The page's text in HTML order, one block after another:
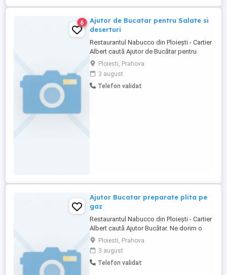
6
Ajutor de Bucatar pentru Salate si
deserturi
Restaurantul Nabucco din Ploiești - Cartier
Albert caută Ajutor de Bucătar pentru
Salate și deserturi. Ne dorim o persoană
cu experiență în bucătărie, rezistentă la
stres, onestă, muncitoare și cu spirit de
echipă. Cerințele principale ale postului: -
Ploiesti, Prahova
3 august
Telefon validat
Ajutor Bucatar preparate plita pe
gaz
Restaurantul Nabucco din Ploiești - Cartier
Albert caută Ajutor Bucătar. Ne dorim o
persoană cu experiență în bucătărie,
rezistentă la stres, onestă, muncitoare și
cu spirit de echipă. Cerințele principale ale
postului: - pregătește la plita pe gaz
Ploiesti, Prahova
3 august
Telefon validat